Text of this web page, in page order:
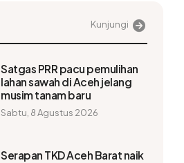
Kunjungi
Satgas PRR pacu pemulihan
lahan sawah di Aceh jelang
musim tanam baru
Sabtu, 8 Agustus 2026
Serapan TKD Aceh Barat naik